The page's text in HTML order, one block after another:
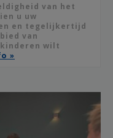
van het
u uw
en tegelijkertijd
van
wilt
»